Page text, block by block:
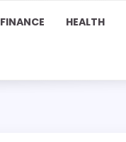
FINANCE HEALTH